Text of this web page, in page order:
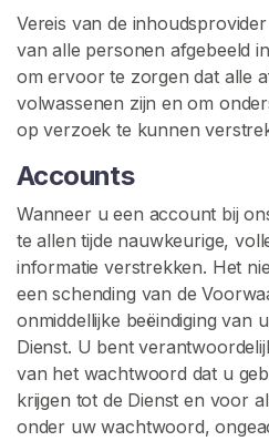
Vereis van de
van alle personen afgebeeld
om ervoor te zorgen dat alle
volwassenen zijn en om
op verzoek te kunnen
Accounts
Wanneer u een account bij
te allen tijde nauwkeurige,
informatie verstrekken. Het
een schending van de
onmiddellijke beëindiging van
Dienst. U bent
van het wachtwoord dat u
krijgen tot de Dienst en voor
onder uw wachtwoord,